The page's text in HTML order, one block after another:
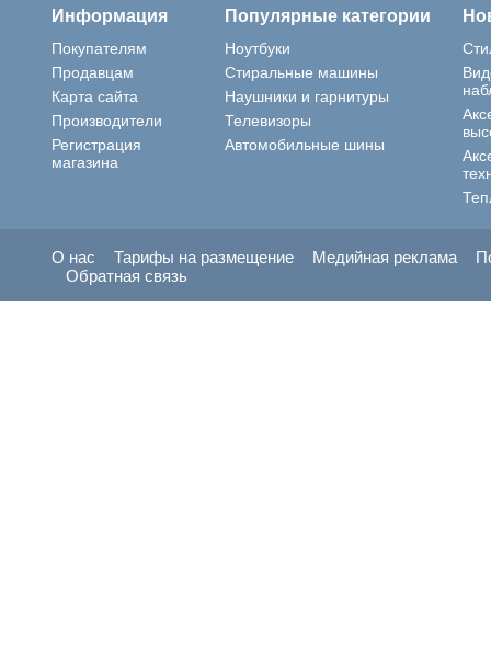
9443.1k.by
teono.by
1 отзыв
Телефоны
+375 показать номер
Вт Ср Чт Пт Сб
Вс
Сегодня
подробнее...
Информация
Покупателям
Продавцам
Карта сайта
Производители
Регистрация
магазина
Популярные категории
Ноутбуки
Стиральные машины
Наушники и гарнитуры
Телевизоры
Автомобильные шины
О нас Тарифы на размещение Медийная реклама
Обратная связь